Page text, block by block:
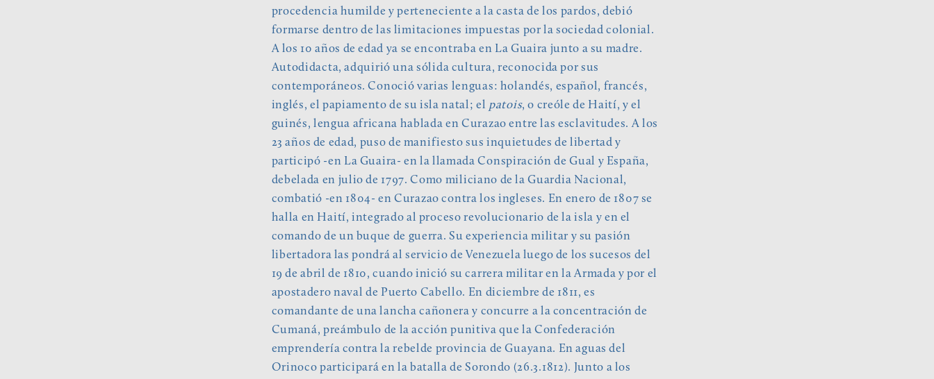
procedencia humilde y perteneciente a la casta de los pardos, debió
formarse dentro de las limitaciones impuestas por la sociedad colonial.
A los 10 años de edad ya se encontraba en La Guaira junto a su madre.
Autodidacta, adquirió una sólida cultura, reconocida por sus
contemporáneos. Conoció varias lenguas: holandés, español, francés,
inglés, el papiamento de su isla natal; el patois, o creóle de Haití, y el
guinés, lengua africana hablada en Curazao entre las esclavitudes. A los
23 años de edad, puso de manifiesto sus inquietudes de libertad y
participó -en La Guaira- en la llamada Conspiración de Gual y España,
debelada en julio de 1797. Como miliciano de la Guardia Nacional,
combatió -en 1804- en Curazao contra los ingleses. En enero de 1807 se
halla en Haití, integrado al proceso revolucionario de la isla y en el
comando de un buque de guerra. Su experiencia militar y su pasión
libertadora las pondrá al servicio de Venezuela luego de los sucesos del
19 de abril de 1810, cuando inició su carrera militar en la Armada y por el
apostadero naval de Puerto Cabello. En diciembre de 1811, es
comandante de una lancha cañonera y concurre a la concentración de
Cumaná, preámbulo de la acción punitiva que la Confederación
emprendería contra la rebelde provincia de Guayana. En aguas del
Orinoco participará en la batalla de Sorondo (26.3.1812). Junto a los